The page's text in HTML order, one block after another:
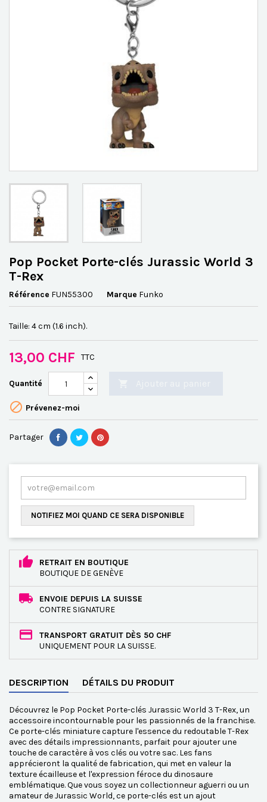
Pop Pocket Porte-clés Jurassic World 3
T-Rex
Référence FUN55300 Marque Funko
Taille: 4 cm (1.6 inch).
13,00 CHF TTC
Quantité
 Prévenez-moi
Partager
NOTIFIEZ MOI QUAND CE SERA DISPONIBLE
RETRAIT EN BOUTIQUE
BOUTIQUE DE GENÈVE
ENVOIE DEPUIS LA SUISSE
CONTRE SIGNATURE
TRANSPORT GRATUIT DÈS 50 CHF
UNIQUEMENT POUR LA SUISSE.
DESCRIPTION DÉTAILS DU PRODUIT
Découvrez le Pop Pocket Porte-clés Jurassic World 3 T-Rex, un
accessoire incontournable pour les passionnés de la franchise.
Ce porte-clés miniature capture l'essence du redoutable T-Rex
avec des détails impressionnants, parfait pour ajouter une
touche de caractère à vos clés ou votre sac. Les fans
apprécieront la qualité de fabrication, qui met en valeur la
texture écailleuse et l'expression féroce du dinosaure
emblématique. Que vous soyez un collectionneur aguerri ou un
amateur de Jurassic World, ce porte-clés est un ajout